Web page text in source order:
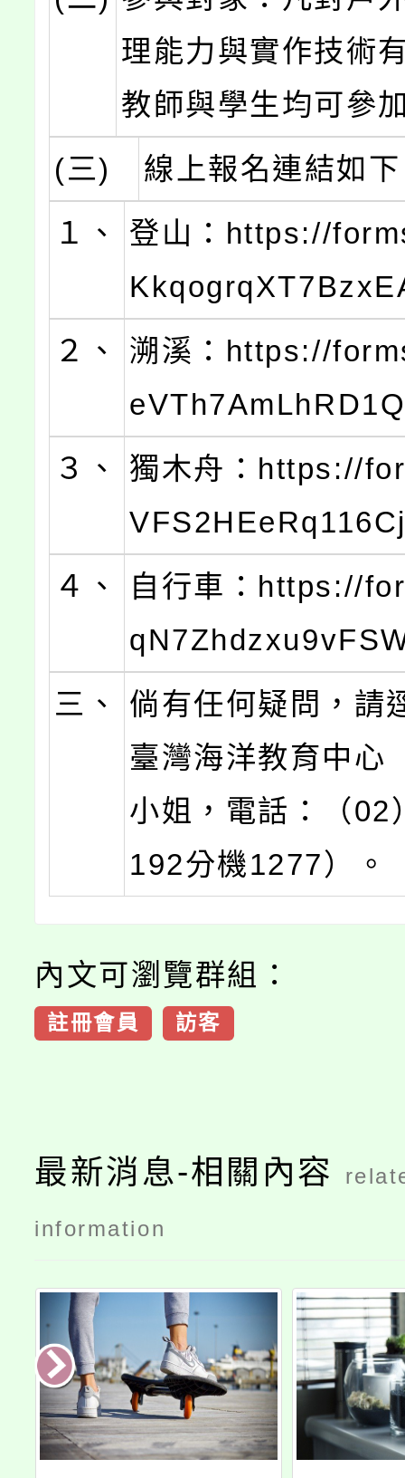
理能力與實作技術
教師與學生均可參
(三)
線上報名連結如
１、
登山：https://
２、
溯溪：https://
３、
獨木舟：https://
４、
自行車：https://
三、
倘有任何疑問，請
臺灣海洋教育中心
小姐，電話：（02
192分機1277）。
內文可瀏覽群組：
註冊會員 訪客
最新消息-相關內容
information